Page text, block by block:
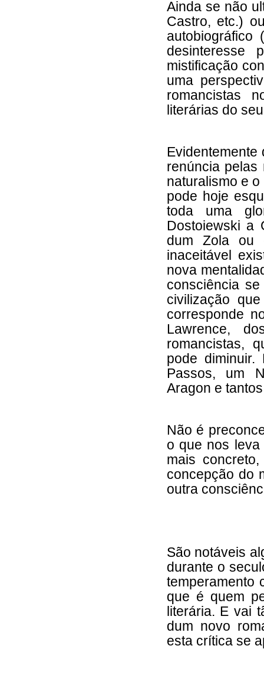
Ainda se não
Castro, etc.)
autobiográfico
desinteresse
mistificação
uma
romancistas
literárias do
renúncia pelas
naturalismo e
pode hoje
toda uma
Dostoiewski a
dum Zola ou
inaceitável
nova
consciência
civilização
corresponde
Lawrence,
romancistas,
pode
Passos, um
Aragon e
Não é
o que nos
mais
concepção do
outra
São notáveis
durante o
temperamento
que é quem
literária. E vai
dum novo
esta crítica se